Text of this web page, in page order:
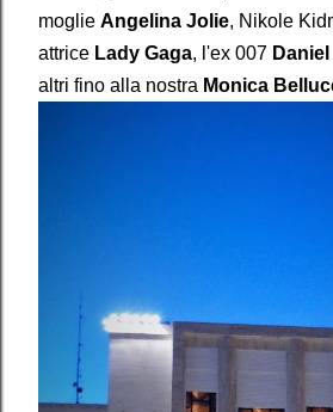
moglie Angelina Jolie, Nikole
attrice Lady Gaga, l'ex 007
altri fino alla nostra Monica